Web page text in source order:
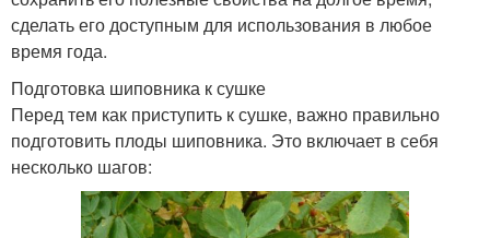
сделать его доступным для использования в любое
время года.
Подготовка шиповника к сушке
Перед тем как приступить к сушке, важно правильно
подготовить плоды шиповника. Это включает в себя
несколько шагов: